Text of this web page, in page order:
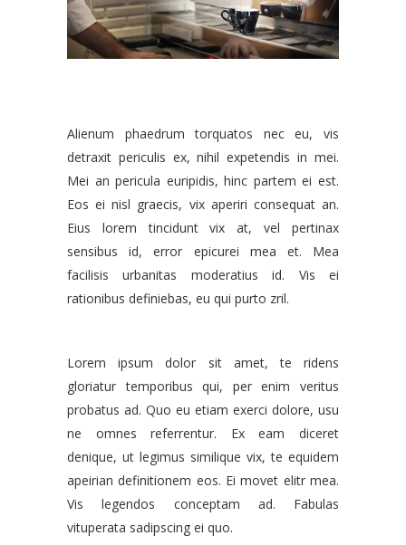
Alienum phaedrum torquatos nec eu, vis
detraxit periculis ex, nihil expetendis in mei.
Mei an pericula euripidis, hinc partem ei est.
Eos ei nisl graecis, vix aperiri consequat an.
Eius lorem tincidunt vix at, vel pertinax
sensibus id, error epicurei mea et. Mea
facilisis urbanitas moderatius id. Vis ei
rationibus definiebas, eu qui purto zril.
Lorem ipsum dolor sit amet, te ridens
gloriatur temporibus qui, per enim veritus
probatus ad. Quo eu etiam exerci dolore, usu
ne omnes referrentur. Ex eam diceret
denique, ut legimus similique vix, te equidem
apeirian definitionem eos. Ei movet elitr mea.
Vis legendos conceptam ad. Fabulas
vituperata sadipscing ei quo.